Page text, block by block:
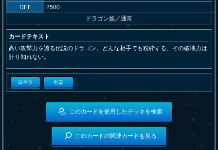
DEF
2500
ドラゴン族／通常
カードテキスト
高い攻撃力を誇る伝説のドラゴン。どんな相手でも粉砕する、その破壊力は
計り知れない。
日本語 한글
このカードを使用したデッキを検索
このカードの関連カードを見る